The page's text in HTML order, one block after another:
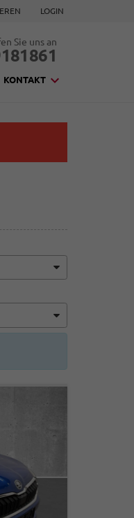
LOGIN
Sie uns an
KONTAKT